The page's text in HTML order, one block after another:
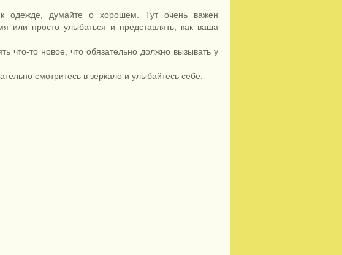
одежде, думайте о хорошем. Тут очень важен
или просто улыбаться и представлять, как ваша
что-то новое, что обязательно должно вызывать у
смотритесь в зеркало и улыбайтесь себе.